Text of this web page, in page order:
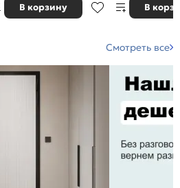
В корзину В
Смотреть все